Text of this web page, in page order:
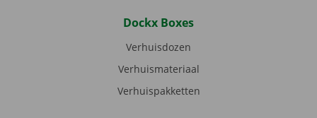
Dockx Boxes
Verhuisdozen
Verhuismateriaal
Verhuispakketten